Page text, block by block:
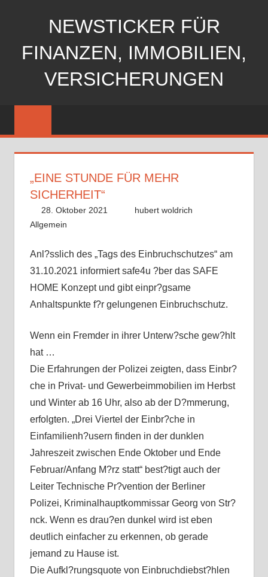
NEWSTICKER FÜR
FINANZEN, IMMOBILIEN,
VERSICHERUNGEN
„EINE STUNDE FÜR MEHR
SICHERHEIT“
28. Oktober 2021
hubert woldrich
Allgemein
Anl?sslich des „Tags des Einbruchschutzes“ am
31.10.2021 informiert safe4u ?ber das SAFE
HOME Konzept und gibt einpr?gsame
Anhaltspunkte f?r gelungenen Einbruchschutz.
Wenn ein Fremder in ihrer Unterw?sche gew?hlt
hat …
Die Erfahrungen der Polizei zeigten, dass Einbr?
che in Privat- und Gewerbeimmobilien im Herbst
und Winter ab 16 Uhr, also ab der D?mmerung,
erfolgten. „Drei Viertel der Einbr?che in
Einfamilienh?usern finden in der dunklen
Jahreszeit zwischen Ende Oktober und Ende
Februar/Anfang M?rz statt“ best?tigt auch der
Leiter Technische Pr?vention der Berliner
Polizei, Kriminalhauptkommissar Georg von Str?
nck. Wenn es drau?en dunkel wird ist eben
deutlich einfacher zu erkennen, ob gerade
jemand zu Hause ist.
Die Aufkl?rungsquote von Einbruchdiebst?hlen